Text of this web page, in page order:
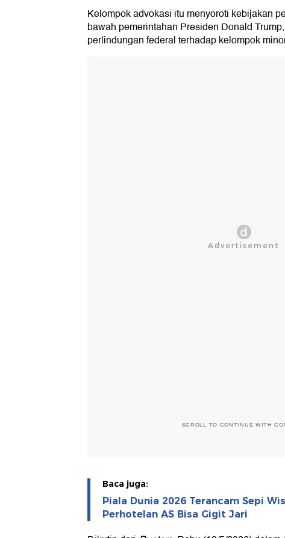
Kelompok advokasi itu menyoroti kebijakan
bawah pemerintahan Presiden Donald
perlindungan federal terhadap kelompok
SCROLL TO CONTINUE WITH
Baca juga:
Piala Dunia 2026 Terancam Sepi
Perhotelan AS Bisa Gigit Jari